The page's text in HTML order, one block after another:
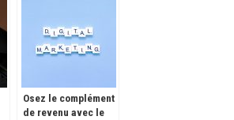
Osez le complément
de revenu avec le